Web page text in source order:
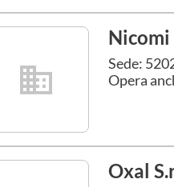
Sede:
Opera
Oxal